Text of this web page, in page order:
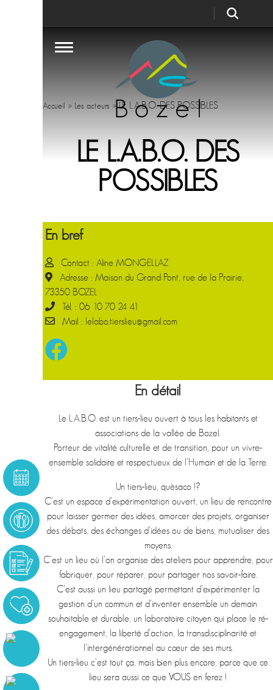
Accueil » Les acteurs »LE L.A.B.O. DES POSSIBLES
LE L.A.B.O. DES
POSSIBLES
En bref
Contact : Aline MONGELLAZ
Adresse : Maison du Grand Pont, rue de la Prairie,
73350 BOZEL
Tél. : 06 10 70 24 41
Mail : lelabo.tierslieu@gmail.com
En détail
Le L.A.B.O. est un tiers-lieu ouvert à tous les habitants et
associations de la vallée de Bozel.
Porteur de vitalité culturelle et de transition, pour un vivre-
ensemble solidaire et respectueux de l’Humain et de la Terre.
Un tiers-lieu, quèsaco !?
C’est un espace d’expérimentation ouvert, un lieu de rencontre
pour laisser germer des idées, amorcer des projets, organiser
des débats, des échanges d’idées ou de biens, mutualiser des
moyens.
C’est un lieu où l’on organise des ateliers pour apprendre, pour
fabriquer, pour réparer, pour partager nos savoir-faire.
C’est aussi un lieu partagé permettant d’expérimenter la
gestion d’un commun et d’inventer ensemble un demain
souhaitable et durable, un laboratoire citoyen qui place le ré-
engagement, la liberté d’action, la transdisciplinarité et
l’intergénérationnel au cœur de ses murs.
Un tiers-lieu c’est tout ça, mais bien plus encore, parce que ce
lieu sera aussi ce que VOUS en ferez !